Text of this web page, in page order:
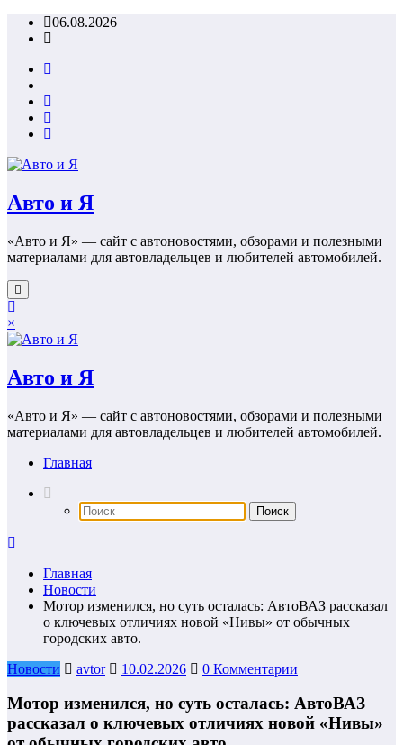
Перейти06.08.2026
Авто и Я
«Авто и Я» — сайт с автоновостями, обзорами и полезными
материалами для автовладельцев и любителей автомобилей.
×
Авто и Я
«Авто и Я» — сайт с автоновостями, обзорами и полезными
материалами для автовладельцев и любителей автомобилей.
Главная
Главная
Новости
Мотор изменился, но суть осталась: АвтоВАЗ рассказал
о ключевых отличиях новой «Нивы» от обычных
городских авто.
Новости
avtor 10.02.2026 0 Комментарии
Мотор изменился, но суть осталась: АвтоВАЗ
рассказал о ключевых отличиях новой «Нивы»